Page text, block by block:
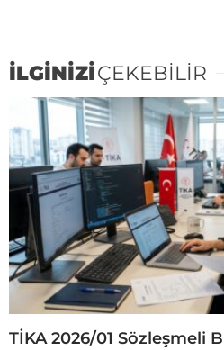
İLGİNİZİÇEKEBİLİR
TİKA 2026/01 Sözleşmeli